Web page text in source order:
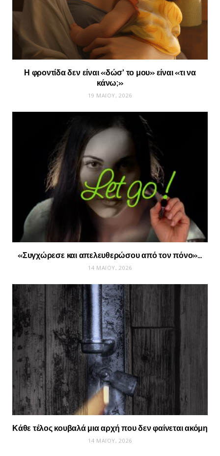
Η φροντίδα δεν είναι «δώσ’ το μου» είναι «τι να
κάνω;»
19 ΜΑΪ́ΟΥ, 2026
«Συγχώρεσε και απελευθερώσου από τον πόνο»…
14 ΜΑΪ́ΟΥ, 2026
Κάθε τέλος κουβαλά μια αρχή που δεν φαίνεται ακόμη
14 ΜΑΪ́ΟΥ, 2026